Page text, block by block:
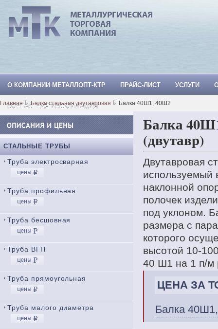
МеталлОпт-ктр: ТРУБА СТАЛЬНАЯ,
О КОМПАНИИ МЕТАЛЛОПТ-КТР ПРАЙС-ЛИСТ УСЛУГИ
КОНТАКТНАЯ ИНФОРМАЦИЯ
Главная Балка стальная двутавровая Балка 40Ш1, 40Ш2
СТАЛЬНЫЕ ТРУБЫ
Труба электросварная
Труба профильная
Труба бесшовная
Труба ВГП
Труба прямоугольная
Труба малого диаметра
Балка
(двутавр)
Двутавровая
используемый
наклонной
полочек
под уклоном.
размера с
которого
высотой 10-
40 Ш1 на 1 п/м
ЦЕНА ЗА
Балка